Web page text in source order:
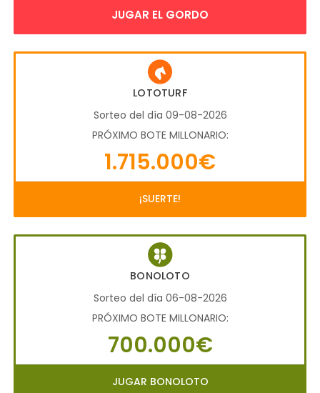
JUGAR EL GORDO
LOTOTURF
Sorteo del día 09-08-2026
PRÓXIMO BOTE MILLONARIO:
1.715.000€
¡SUERTE!
BONOLOTO
Sorteo del día 06-08-2026
PRÓXIMO BOTE MILLONARIO:
700.000€
JUGAR BONOLOTO